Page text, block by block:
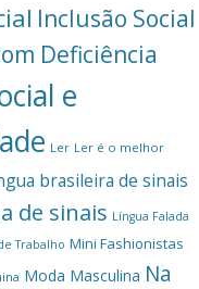
Inclusão Social
Deficiência
e
Ler Ler é o melhor
brasileira de sinais
de sinais Língua Falada
Trabalho Mini Fashionistas
Moda Masculina Na